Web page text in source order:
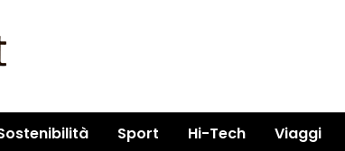
Sport Hi-Tech Viaggi